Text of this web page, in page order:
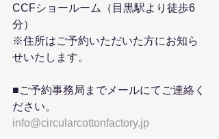
CCFショールーム（目黒駅より徒歩6
分）
※住所はご予約いただいた方にお知ら
せいたします。
■ご予約事務局までメールにてご連絡く
ださい。
info@circularcottonfactory.jp